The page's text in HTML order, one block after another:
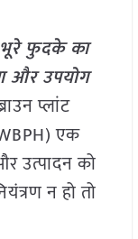
फुदके का
और उपयोग
प्लांट
एक
उत्पादन को
न हो तो